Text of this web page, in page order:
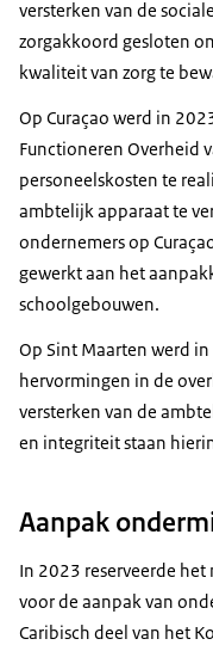
versterken van de
zorgakkoord gesloten
kwaliteit van zorg te
Op Curaçao werd in
Functioneren Overheid
personeelskosten te
ambtelijk apparaat te
ondernemers op
gewerkt aan het
schoolgebouwen.
Op Sint Maarten werd
hervormingen in de
versterken van de
en integriteit staan
Aanpak
In 2023 reserveerde
voor de aanpak van
Caribisch deel van het